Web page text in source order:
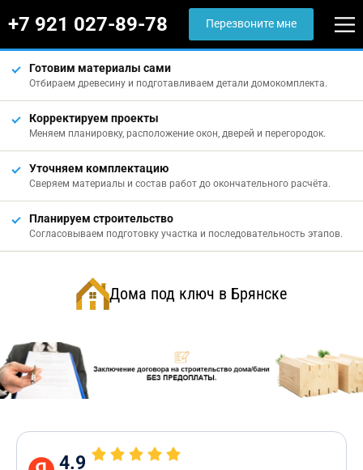
+7 921 027-89-78 Перезвоните мне
Готовим материалы сами
Отбираем древесину и подготавливаем детали домокомплекта.
Корректируем проекты
Меняем планировку, расположение окон, дверей и перегородок.
Уточняем комплектацию
Сверяем материалы и состав работ до окончательного расчёта.
Планируем строительство
Согласовываем подготовку участка и последовательность этапов.
Дома под ключ в Брянске
4.9